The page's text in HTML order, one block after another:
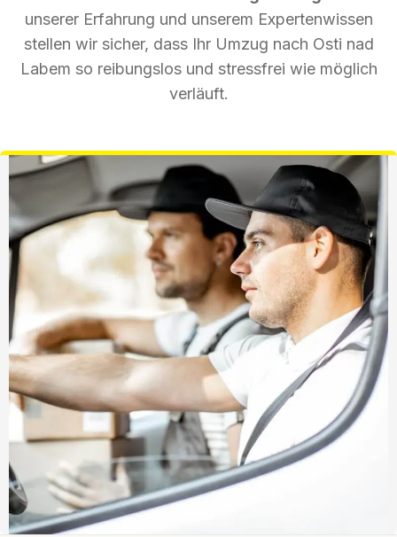
unserer Erfahrung und unserem Expertenwissen
stellen wir sicher, dass Ihr Umzug nach Osti nad
Labem so reibungslos und stressfrei wie möglich
verläuft.